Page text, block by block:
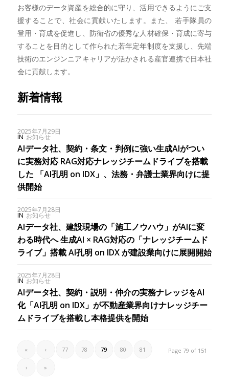
お客様のデータ資産を総合的に守り、活用できるようにご支
援することで、社会に貢献いたします。また、 若手隊員の
登用・育成を促進し、防衛省の優秀な人材確保・育成に寄与
することを目的として作られた若年定年制度を支援し、先端
技術のエンジンニアキャリアが活かされる産官連携で日本社
会に貢献します。
新着情報
2025年7月29日
IN お知らせ
AIデータ社、契約・条文・判例に強い生成AIがつい
に実務対応 RAG対応ナレッジチームドライブを搭載
した 「AI孔明 on IDX」、法務・弁護士業界向けに提
供開始
2025年7月28日
IN お知らせ
AIデータ社、建設現場の「施工ノウハウ」がAIに変
わる時代へ 生成AI × RAG対応の「ナレッジチームド
ライブ」搭載 AI孔明 on IDX が建設業向けに展開開始
2025年7月28日
IN お知らせ
AIデータ社、契約・説明・仲介の実務ナレッジをAI
化「AI孔明 on IDX」が不動産業界向けナレッジチー
ムドライブを搭載し本格提供を開始
Page 79 of 151
« ‹ 77 78 79 80 81
› »